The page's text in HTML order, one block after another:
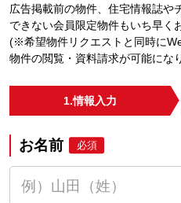
広告掲載前の物件、住宅情報誌や
できない会員限定物件もいち早く
(※希望物件リクエストと同時に
物件の閲覧・資料請求が可能にな
1.情報入力
お名前 必須